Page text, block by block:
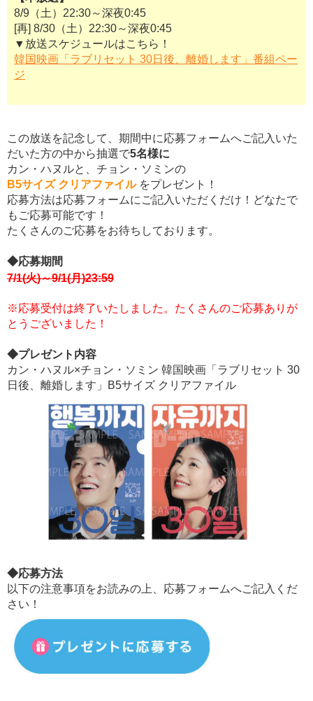
8/9（土）22:30～深夜0:45​
[再] 8/30（土）22:30～深夜0:45​
▼放送スケジュールはこちら！
韓国映画「ラブリセット 30日後、離婚します」番組ペー
ジ
この放送を記念して、期間中に応募フォームへご記入いた
だいた方の中から抽選で5名様に
カン・ハヌルと、チョン・ソミンの
B5サイズ クリアファイル をプレゼント！
応募方法は応募フォームにご記入いただくだけ！どなたで
もご応募可能です！
たくさんのご応募をお待ちしております。
◆応募期間
7/1(火)～9/1(月)23:59
※応募受付は終了いたしました。たくさんのご応募ありが
とうございました！
◆プレゼント内容
カン・ハヌル×チョン・ソミン 韓国映画「ラブリセット 30
日後、離婚します」B5サイズ クリアファイル
◆応募方法
以下の注意事項をお読みの上、応募フォームへご記入くだ
さい！